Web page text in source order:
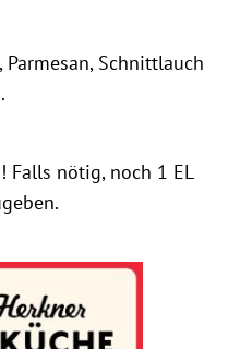
Schnittlauch
Falls nötig, noch 1 EL